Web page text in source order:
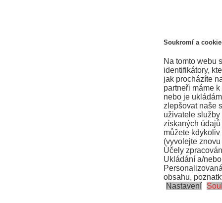
Soukromí a
Na tomto webu
identifikátory,
jak procházíte
partneři máme
nebo je
zlepšovat naše
uživatele
získaných
můžete
(vyvolejte
Účely
Ukládání a/
obsahu,
Nastavení